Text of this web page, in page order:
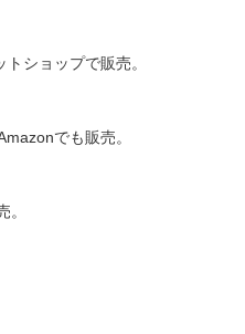
ショップで販売。
でも販売。
。